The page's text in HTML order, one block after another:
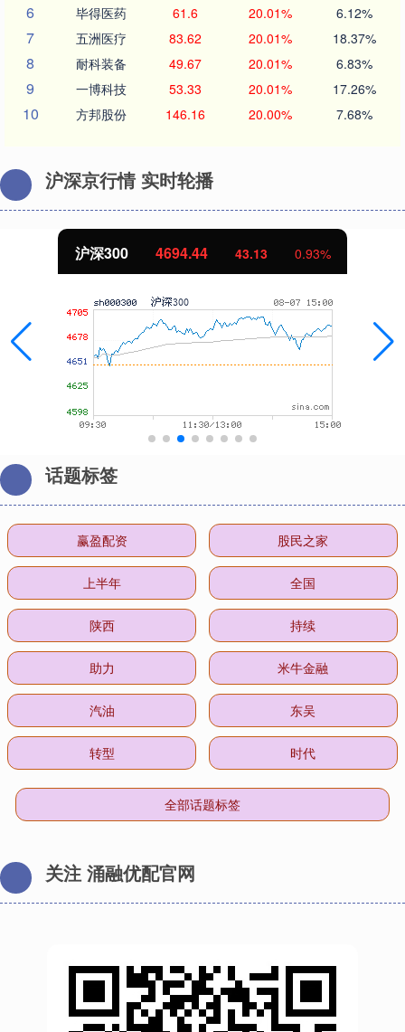
6 毕得医药 61.6 20.01% 6.12%
7 五洲医疗 83.62 20.01% 18.37%
8 耐科装备 49.67 20.01% 6.83%
9 一博科技 53.33 20.01% 17.26%
10 方邦股份 146.16 20.00% 7.68%
沪深京行情 实时轮播
沪深300 4694.44 43.13 0.93%
话题标签
赢盈配资 股民之家
上半年 全国
陕西 持续
助力 米牛金融
汽油 东吴
转型 时代
全部话题标签
关注 涌融优配官网